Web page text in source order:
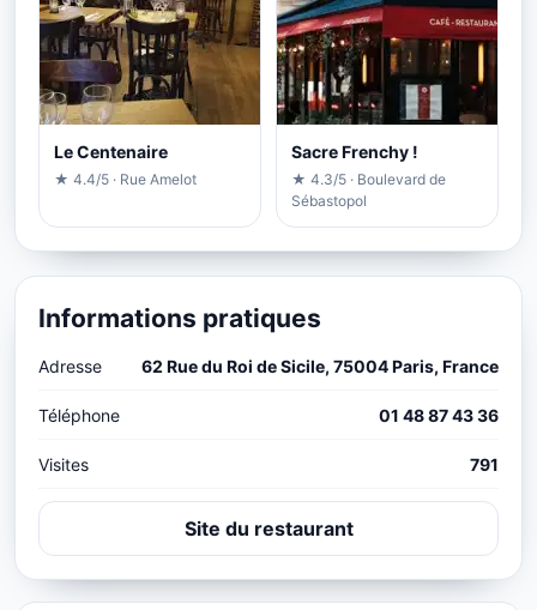
Le Centenaire
★ 4.4/5 · Rue Amelot
Sacre Frenchy !
★ 4.3/5 · Boulevard de
Sébastopol
Informations pratiques
Adresse 62 Rue du Roi de Sicile, 75004 Paris, France
Téléphone 01 48 87 43 36
Visites 791
Site du restaurant